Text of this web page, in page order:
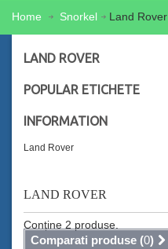
Home Snorkel Land Rover
LAND ROVER
POPULAR ETICHETE
INFORMATION
Land Rover
LAND ROVER
Conține 2 produse.
Comparati produse (0)